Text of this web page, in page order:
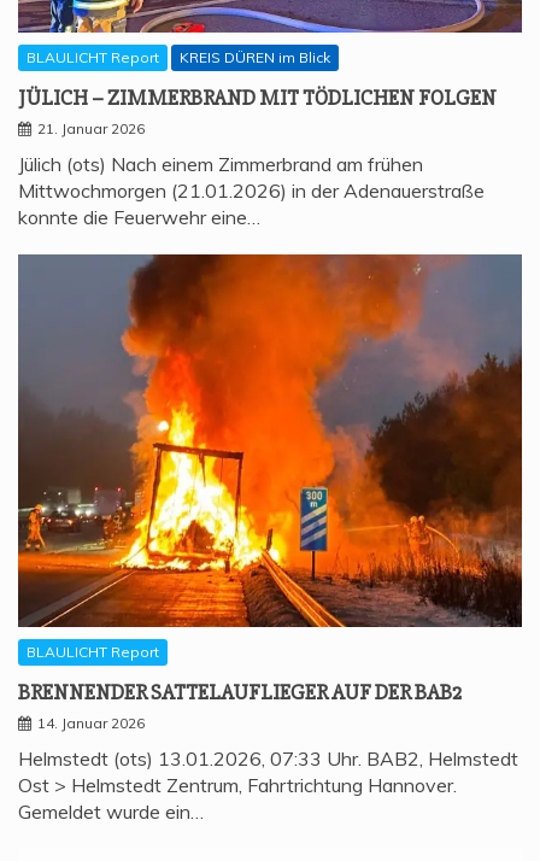
BLAULICHT Report KREIS DÜREN im Blick
JÜLICH – ZIM­MER­BRAND MIT TÖD­LI­CHEN FOLGEN
21. Januar 2026
Jülich (ots) Nach einem Zimmerbrand am frühen
Mittwochmorgen (21.01.2026) in der Adenauerstraße
konnte die Feuerwehr eine…
BLAULICHT Report
BREN­NEN­DER SAT­TEL­AUF­LIE­GER AUF DER BAB2
14. Januar 2026
Helmstedt (ots) 13.01.2026, 07:33 Uhr. BAB2, Helmstedt
Ost > Helmstedt Zentrum, Fahrtrichtung Hannover.
Gemeldet wurde ein…